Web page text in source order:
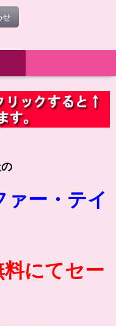
せ
の
ァー・テイ
にてセー